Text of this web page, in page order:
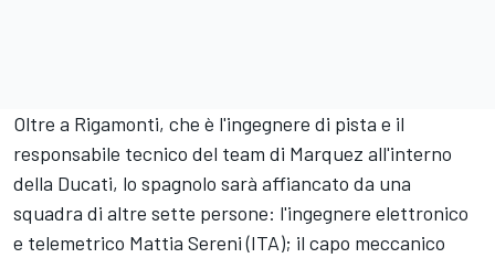
Oltre a Rigamonti, che è l'ingegnere di pista e il
responsabile tecnico del team di Marquez all'interno
della Ducati, lo spagnolo sarà affiancato da una
squadra di altre sette persone: l'ingegnere elettronico
e telemetrico Mattia Sereni (ITA); il capo meccanico